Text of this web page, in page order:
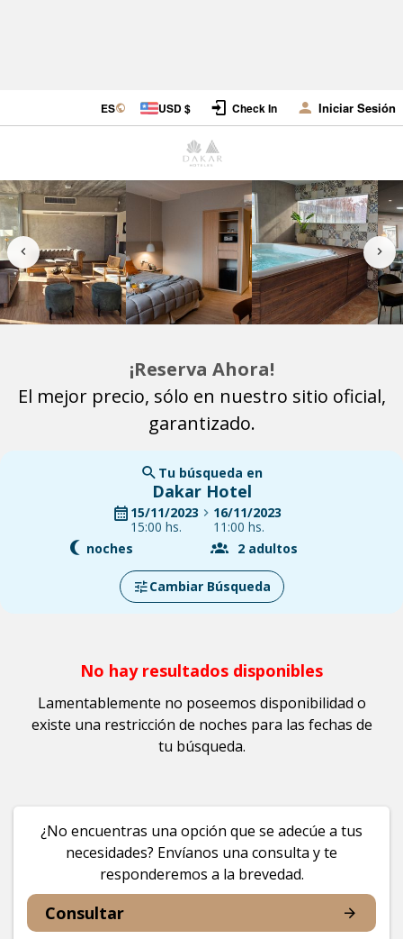
ES USD $ Check In Iniciar Sesión
¡Reserva Ahora!
El mejor precio, sólo en nuestro sitio oficial,
garantizado.
Tu búsqueda en
Dakar Hotel
15/11/2023
15:00 hs.
16/11/2023
11:00 hs.
noches
2 adultos
Cambiar Búsqueda
No hay resultados disponibles
Lamentablemente no poseemos disponibilidad o
existe una restricción de noches para las fechas de
tu búsqueda.
¿No encuentras una opción que se adecúe a tus
necesidades? Envíanos una consulta y te
responderemos a la brevedad.
Consultar